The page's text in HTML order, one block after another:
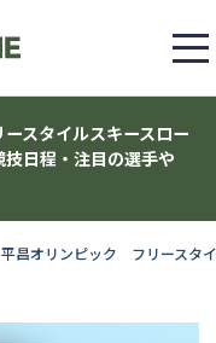
スタイルスキースロー
日程・注目の選手や
平昌オリンピック フリースタ